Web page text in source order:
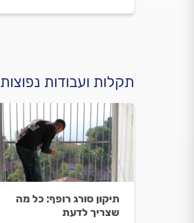
תקלות ועבודות נפוצות
תיקון סורג רופף: כל מה
שצריך לדעת